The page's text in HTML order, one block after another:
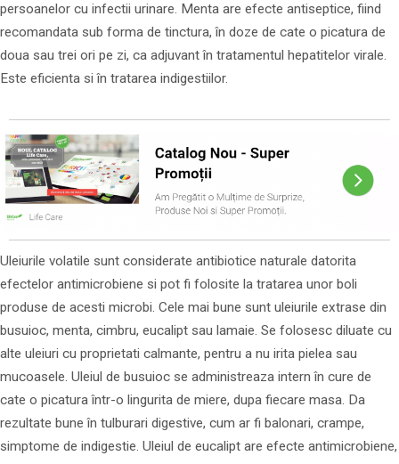
persoanelor cu infectii urinare. Menta are efecte antiseptice, fiind
recomandata sub forma de tinctura, în doze de cate o picatura de
doua sau trei ori pe zi, ca adjuvant în tratamentul hepatitelor virale.
Este eficienta si în tratarea indigestiilor.
Uleiurile volatile sunt considerate antibiotice naturale datorita
efectelor antimicrobiene si pot fi folosite la tratarea unor boli
produse de acesti microbi. Cele mai bune sunt uleiurile extrase din
busuioc, menta, cimbru, eucalipt sau lamaie. Se folosesc diluate cu
alte uleiuri cu proprietati calmante, pentru a nu irita pielea sau
mucoasele. Uleiul de busuioc se administreaza intern în cure de
cate o picatura într-o lingurita de miere, dupa fiecare masa. Da
rezultate bune în tulburari digestive, cum ar fi balonari, crampe,
simptome de indigestie. Uleiul de eucalipt are efecte antimicrobiene,